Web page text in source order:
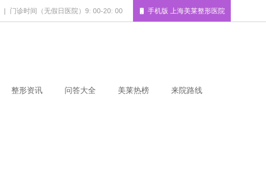
手机版 上海美莱整形医院
| 门诊时间（无假日医院）9: 00-20: 00
整形资讯 问答大全 美莱热榜 来院路线